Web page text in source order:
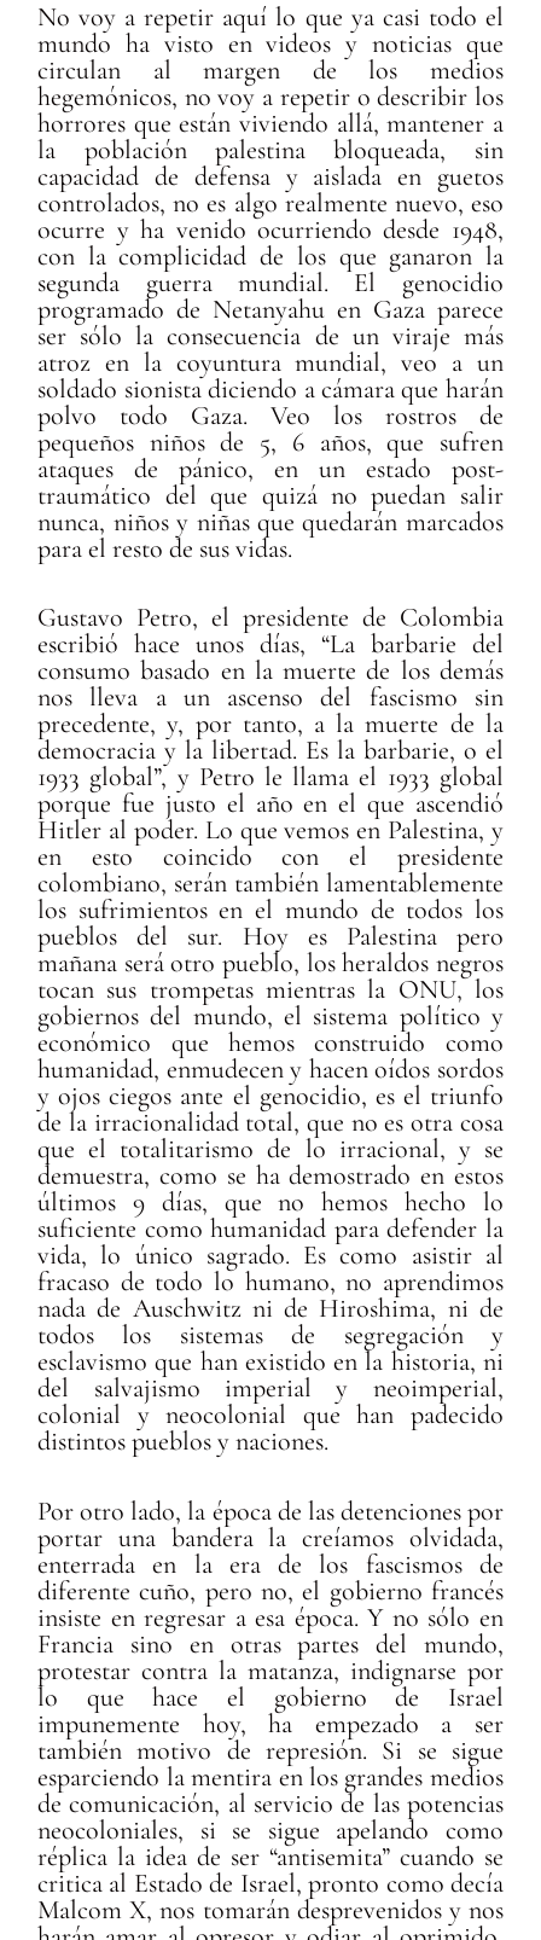
No voy a repetir aquí lo que ya casi todo el
mundo ha visto en videos y noticias que
circulan al margen de los medios
hegemónicos, no voy a repetir o describir los
horrores que están viviendo allá, mantener a
la población palestina bloqueada, sin
capacidad de defensa y aislada en guetos
controlados, no es algo realmente nuevo, eso
ocurre y ha venido ocurriendo desde 1948,
con la complicidad de los que ganaron la
segunda guerra mundial. El genocidio
programado de Netanyahu en Gaza parece
ser sólo la consecuencia de un viraje más
atroz en la coyuntura mundial, veo a un
soldado sionista diciendo a cámara que harán
polvo todo Gaza. Veo los rostros de
pequeños niños de 5, 6 años, que sufren
ataques de pánico, en un estado post-
traumático del que quizá no puedan salir
nunca, niños y niñas que quedarán marcados
para el resto de sus vidas.
Gustavo Petro, el presidente de Colombia
escribió hace unos días, “La barbarie del
consumo basado en la muerte de los demás
nos lleva a un ascenso del fascismo sin
precedente, y, por tanto, a la muerte de la
democracia y la libertad. Es la barbarie, o el
1933 global”, y Petro le llama el 1933 global
porque fue justo el año en el que ascendió
Hitler al poder. Lo que vemos en Palestina, y
en esto coincido con el presidente
colombiano, serán también lamentablemente
los sufrimientos en el mundo de todos los
pueblos del sur. Hoy es Palestina pero
mañana será otro pueblo, los heraldos negros
tocan sus trompetas mientras la ONU, los
gobiernos del mundo, el sistema político y
económico que hemos construido como
humanidad, enmudecen y hacen oídos sordos
y ojos ciegos ante el genocidio, es el triunfo
de la irracionalidad total, que no es otra cosa
que el totalitarismo de lo irracional, y se
demuestra, como se ha demostrado en estos
últimos 9 días, que no hemos hecho lo
suficiente como humanidad para defender la
vida, lo único sagrado. Es como asistir al
fracaso de todo lo humano, no aprendimos
nada de Auschwitz ni de Hiroshima, ni de
todos los sistemas de segregación y
esclavismo que han existido en la historia, ni
del salvajismo imperial y neoimperial,
colonial y neocolonial que han padecido
distintos pueblos y naciones.
Por otro lado, la época de las detenciones por
portar una bandera la creíamos olvidada,
enterrada en la era de los fascismos de
diferente cuño, pero no, el gobierno francés
insiste en regresar a esa época. Y no sólo en
Francia sino en otras partes del mundo,
protestar contra la matanza, indignarse por
lo que hace el gobierno de Israel
impunemente hoy, ha empezado a ser
también motivo de represión. Si se sigue
esparciendo la mentira en los grandes medios
de comunicación, al servicio de las potencias
neocoloniales, si se sigue apelando como
réplica la idea de ser “antisemita” cuando se
critica al Estado de Israel, pronto como decía
Malcom X, nos tomarán desprevenidos y nos